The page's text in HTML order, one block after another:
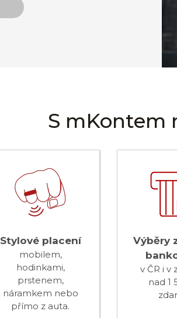
S mKontem
Stylové placení
mobilem,
hodinkami,
prstenem,
náramkem nebo
přímo z auta.
Výběry
v ČR i v
nad 1